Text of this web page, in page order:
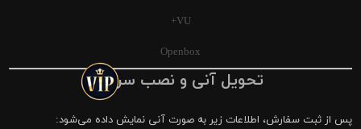
VU+
Openbox
تحویل آنی و نصب سریع
پس از ثبت سفارش، اطلاعات زیر به صورت آنی نمایش داده می‌شود: